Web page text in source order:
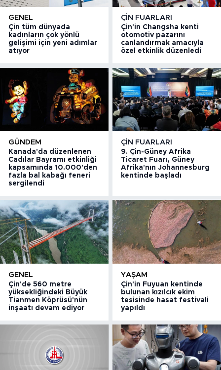
GENEL
Çin tüm dünyada
kadınların çok yönlü
gelişimi için yeni adımlar
atıyor
ÇIN FUARLARI
Çin'in Changsha kenti
otomotiv pazarını
canlandırmak amacıyla
özel etkinlik düzenledi
GÜNDEM
Kanada'da düzenlenen
Cadılar Bayramı etkinliği
kapsamında 10.000'den
fazla bal kabağı feneri
sergilendi
ÇIN FUARLARI
9. Çin-Güney Afrika
Ticaret Fuarı, Güney
Afrika'nın Johannesburg
kentinde başladı
GENEL
Çin'de 560 metre
yüksekliğindeki Büyük
Tianmen Köprüsü'nün
inşaatı devam ediyor
YAŞAM
Çin'in Fuyuan kentinde
bulunan kızılcık ekim
tesisinde hasat festivali
yapıldı